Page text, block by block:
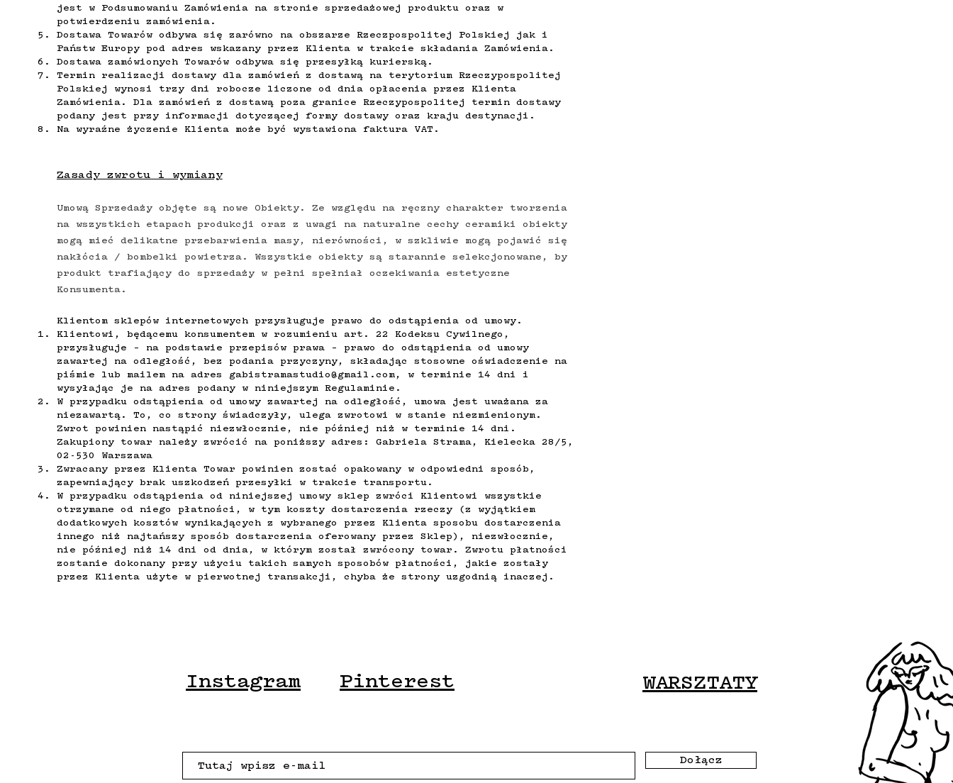
jest w Podsumowaniu Zamówienia na stronie sprzedażowej produktu oraz w
potwierdzeniu zamówienia.
Dostawa Towarów odbywa się zarówno na obszarze Rzeczpospolitej Polskiej jak i
Państw Europy pod adres wskazany przez Klienta w trakcie składania Zamówienia.
Dostawa zamówionych Towarów odbywa się przesyłką kurierską.
Termin realizacji dostawy dla zamówień z dostawą na terytorium Rzeczypospolitej
Polskiej wynosi trzy dni robocze liczone od dnia opłacenia przez Klienta
Zamówienia. Dla zamówień z dostawą poza granice Rzeczypospolitej termin dostawy
podany jest przy informacji dotyczącej formy dostawy oraz kraju destynacji.
Na wyraźne życzenie Klienta może być wystawiona faktura VAT.
Zasady zwrotu i wymiany
Umową Sprzedaży objęte są nowe Obiekty. Ze względu na ręczny charakter tworzenia
na wszystkich etapach produkcji oraz z uwagi na naturalne cechy ceramiki obiekty
mogą mieć delikatne przebarwienia masy, nierówności, w szkliwie mogą pojawić się
nakłócia / bombelki powietrza. Wszystkie obiekty są starannie selekcjonowane, by
produkt trafiający do sprzedaży w pełni spełniał oczekiwania estetyczne
Konsumenta.
Klientom sklepów internetowych przysługuje prawo do odstąpienia od umowy.
Klientowi, będącemu konsumentem w rozumieniu art. 22 Kodeksu Cywilnego,
przysługuje – na podstawie przepisów prawa – prawo do odstąpienia od umowy
zawartej na odległość, bez podania przyczyny, składając stosowne oświadczenie na
piśmie lub mailem na adres gabistramastudio@gmail.com , w terminie 14 dni i
wysyłając je na adres podany w niniejszym Regulaminie.
W przypadku odstąpienia od umowy zawartej na odległość, umowa jest uważana za
niezawartą. To, co strony świadczyły, ulega zwrotowi w stanie niezmienionym.
Zwrot powinien nastąpić niezwłocznie, nie później niż w terminie 14 dni.
Zakupiony towar należy zwrócić na poniższy adres: Gabriela Strama, Kielecka 28/5,
02-530 Warszawa
Zwracany przez Klienta Towar powinien zostać opakowany w odpowiedni sposób,
zapewniający brak uszkodzeń przesyłki w trakcie transportu.
W przypadku odstąpienia od niniejszej umowy sklep zwróci Klientowi wszystkie
otrzymane od niego płatności, w tym koszty dostarczenia rzeczy (z wyjątkiem
dodatkowych kosztów wynikających z wybranego przez Klienta sposobu dostarczenia
innego niż najtańszy sposób dostarczenia oferowany przez Sklep), niezwłocznie,
nie później niż 14 dni od dnia, w którym został zwrócony towar. Zwrotu płatności
zostanie dokonany przy użyciu takich samych sposobów płatności, jakie zostały
przez Klienta użyte w pierwotnej transakcji, chyba że strony uzgodnią inaczej.
Instagram Pinterest WARSZTATY
Dołącz